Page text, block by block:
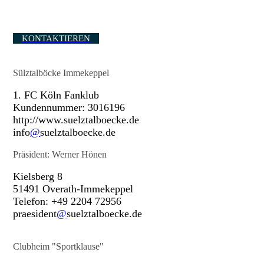
KONTAKTIEREN
Sülztalböcke Immekeppel
1. FC Köln Fanklub
Kundennummer: 3016196
http://www.suelztalboecke.de
info@suelztalboecke.de
Präsident: Werner Hönen
Kielsberg 8
51491 Overath-Immekeppel
Telefon: +49 2204 72956
praesident@suelztalboecke.de
Clubheim "Sportklause"